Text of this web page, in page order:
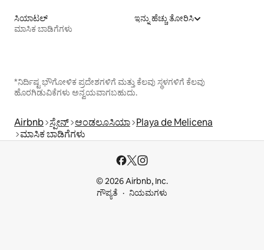
ಸಿಯಾಟಲ್
ಮಾಸಿಕ ಬಾಡಿಗೆಗಳು
ಇನ್ನು ಹೆಚ್ಚು ತೋರಿಸಿ
*ನಿರ್ದಿಷ್ಟ ಭೌಗೋಳಿಕ ಪ್ರದೇಶಗಳಿಗೆ ಮತ್ತು ಕೆಲವು ಸ್ಥಳಗಳಿಗೆ ಕೆಲವು
ಹೊರಗಿಡುವಿಕೆಗಳು ಅನ್ವಯವಾಗಬಹುದು.
Airbnb ಸ್ಪೇನ್ ಆಂಡಲೂಸಿಯಾ Playa de Melicena
ಮಾಸಿಕ ಬಾಡಿಗೆಗಳು
© 2026 Airbnb, Inc.
ಗೌಪ್ಯತೆ
ನಿಯಮಗಳು